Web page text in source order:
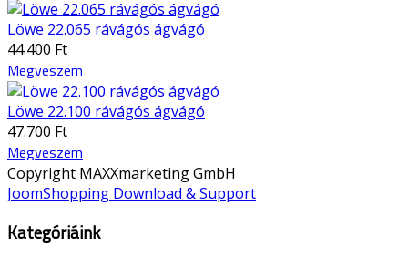
Löwe 22.065 rávágós ágvágó
44.400 Ft
Megveszem
Löwe 22.100 rávágós ágvágó
47.700 Ft
Megveszem
Copyright MAXXmarketing GmbH
JoomShopping Download & Support
Kategóriáink